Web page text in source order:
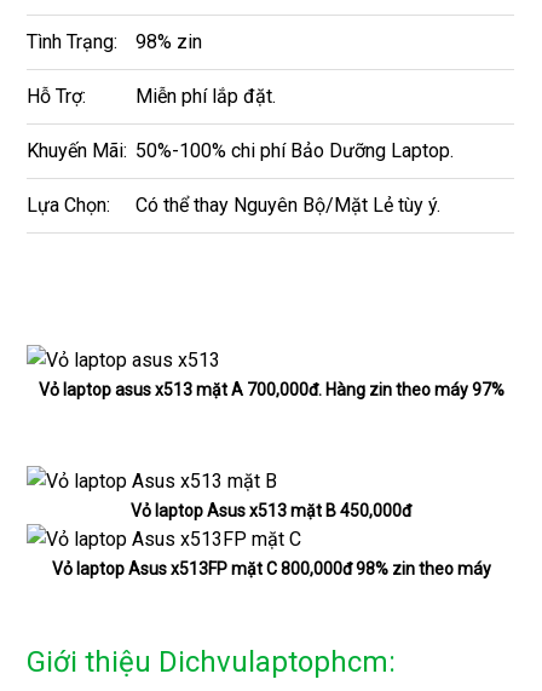
Tình Trạng: 98% zin
Hỗ Trợ: Miễn phí lắp đặt.
Khuyến Mãi: 50%-100% chi phí Bảo Dưỡng Laptop.
Lựa Chọn: Có thể thay Nguyên Bộ/Mặt Lẻ tùy ý.
Vỏ laptop asus x513 mặt A 700,000đ. Hàng zin theo máy 97%
Vỏ laptop Asus x513 mặt B 450,000đ
Vỏ laptop Asus x513FP mặt C 800,000đ 98% zin theo máy
Giới thiệu Dichvulaptophcm: